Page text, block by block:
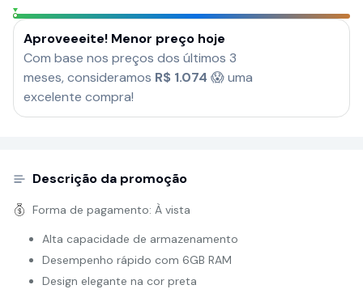
Aproveeeite! Menor preço hoje
Com base nos preços dos últimos 3
meses, consideramos R$ 1.074 😱 uma
excelente compra!
Descrição da promoção
Forma de pagamento: À vista
Alta capacidade de armazenamento
Desempenho rápido com 6GB RAM
Design elegante na cor preta